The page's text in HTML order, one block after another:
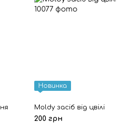
Новинка
Moldy засіб від цвілі
200 грн